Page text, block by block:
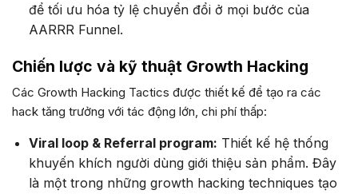
để tối ưu hóa tỷ lệ chuyển đổi ở mọi bước của
AARRR Funnel.
Chiến lược và kỹ thuật Growth Hacking
Các Growth Hacking Tactics được thiết kế để tạo ra các
hack tăng trưởng với tác động lớn, chi phí thấp:
Viral loop & Referral program: Thiết kế hệ thống
khuyến khích người dùng giới thiệu sản phẩm. Đây
là một trong những growth hacking techniques tạo